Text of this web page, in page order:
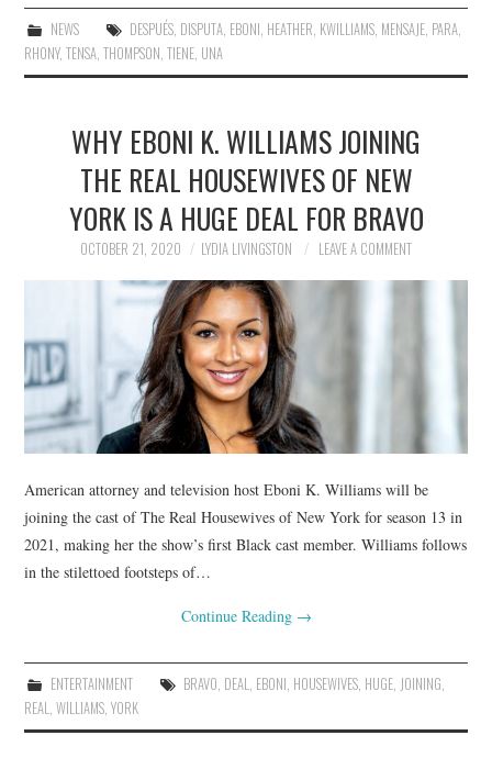
NEWS DESPUÉS, DISPUTA, EBONI, HEATHER, KWILLIAMS, MENSAJE, PARA,
RHONY,TENSA,THOMPSON,TIENE, UNA
WHY EBONI K. WILLIAMS JOINING
THE REAL HOUSEWIVES OF NEW
YORK IS A HUGE DEAL FOR BRAVO
OCTOBER 21, 2020 LYDIA LIVINGSTON LEAVE A COMMENT
American attorney and television host Eboni K. Williams will be
joining the cast of The Real Housewives of New York for season 13 in
2021, making her the show’s first Black cast member. Williams follows
in the stilettoed footsteps of…
Continue Reading →
ENTERTAINMENT BRAVO, DEAL, EBONI, HOUSEWIVES, HUGE, JOINING,
REAL,WILLIAMS,YORK